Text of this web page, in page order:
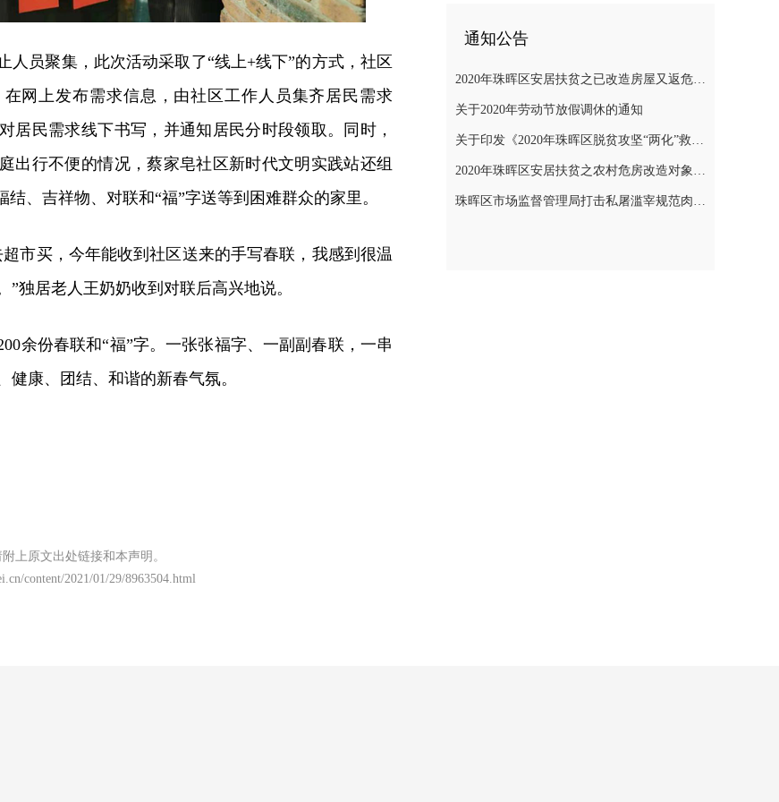
人员聚集，此次活动采取了“线上+线下”的方式，社区
网上发布需求信息，由社区工作人员集齐居民需求
居民需求线下书写，并通知居民分时段领取。同时，
出行不便的情况，蔡家皂社区新时代文明实践站还组
、吉祥物、对联和“福”字送等到困难群众的家里。
市买，今年能收到社区送来的手写春联，我感到很温
独居老人王奶奶收到对联后高兴地说。
余份春联和“福”字。一张张福字、一副副春联，一串
康、团结、和谐的新春气氛。
上原文出处链接和本声明。
content/2021/01/29/8963504.html
通知公告
2020年珠晖区安居扶贫之已改造房屋又返危需改造对象公示
关于2020年劳动节放假调休的通知
关于印发《2020年珠晖区脱贫攻坚“两化”救助帮扶实施方案》的通知
2020年珠晖区安居扶贫之农村危房改造对象公示
珠晖区市场监督管理局打击私屠滥宰规范肉品市场秩序专项整治行动方案